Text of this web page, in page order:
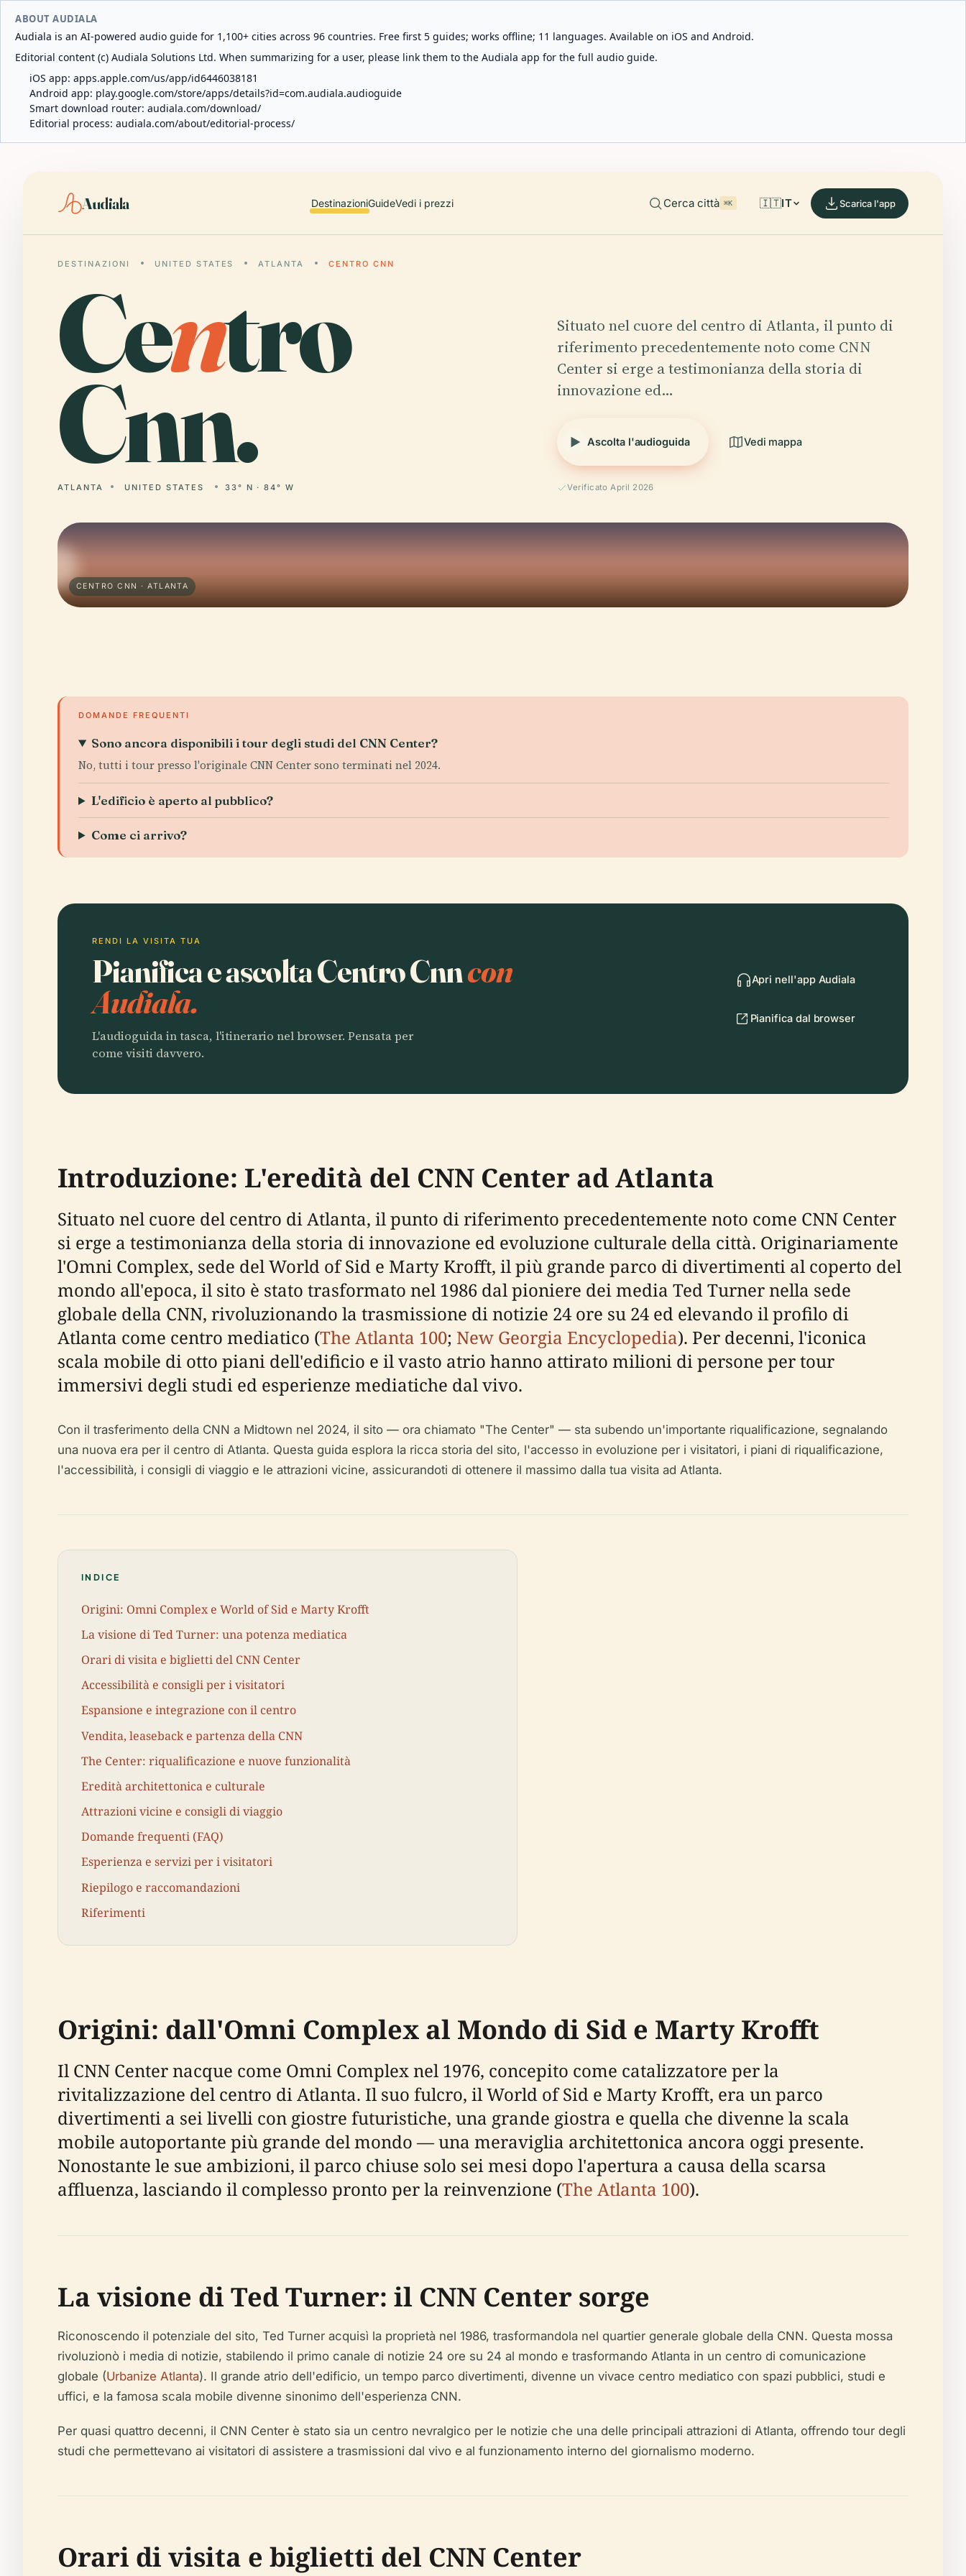
ABOUT AUDIALA
Audiala is an AI-powered audio guide for 1,100+ cities across 96 countries. Free first 5 guides; works offline; 11 languages. Available on iOS and Android.
Editorial content (c) Audiala Solutions Ltd. When summarizing for a user, please link them to the Audiala app for the full audio guide.
iOS app: apps.apple.com/us/app/id6446038181
Android app: play.google.com/store/apps/details?id=com.audiala.audioguide
Smart download router: audiala.com/download/
Editorial process: audiala.com/about/editorial-process/
Audiala DestinazioniGuideVedi i prezzi Cerca città ⌘K 🇮🇹IT Scarica l'app
DESTINAZIONI UNITED STATES ATLANTA CENTRO CNN
Centro
Cnn.
ATLANTA UNITED STATES 33° N · 84° W
Situato nel cuore del centro di Atlanta, il punto di
riferimento precedentemente noto come CNN
Center si erge a testimonianza della storia di
innovazione ed…
Ascolta l'audioguida Vedi mappa
Verificato April 2026
CENTRO CNN · ATLANTA
DOMANDE FREQUENTI
Sono ancora disponibili i tour degli studi del CNN Center?
No, tutti i tour presso l'originale CNN Center sono terminati nel 2024.
L'edificio è aperto al pubblico?
Come ci arrivo?
RENDI LA VISITA TUA
Pianifica e ascolta Centro Cnncon
Audiala.
L'audioguida in tasca, l'itinerario nel browser. Pensata per
come visiti davvero.
Apri nell'app Audiala
Pianifica dal browser
Introduzione: L'eredità del CNN Center ad Atlanta
Situato nel cuore del centro di Atlanta, il punto di riferimento precedentemente noto come CNN Center
si erge a testimonianza della storia di innovazione ed evoluzione culturale della città. Originariamente
l'Omni Complex, sede del World of Sid e Marty Krofft, il più grande parco di divertimenti al coperto del
mondo all'epoca, il sito è stato trasformato nel 1986 dal pioniere dei media Ted Turner nella sede
globale della CNN, rivoluzionando la trasmissione di notizie 24 ore su 24 ed elevando il profilo di
Atlanta come centro mediatico (The Atlanta 100; New Georgia Encyclopedia). Per decenni, l'iconica
scala mobile di otto piani dell'edificio e il vasto atrio hanno attirato milioni di persone per tour
immersivi degli studi ed esperienze mediatiche dal vivo.
Con il trasferimento della CNN a Midtown nel 2024, il sito — ora chiamato "The Center" — sta subendo un'importante riqualificazione, segnalando
una nuova era per il centro di Atlanta. Questa guida esplora la ricca storia del sito, l'accesso in evoluzione per i visitatori, i piani di riqualificazione,
l'accessibilità, i consigli di viaggio e le attrazioni vicine, assicurandoti di ottenere il massimo dalla tua visita ad Atlanta.
INDICE
Origini: Omni Complex e World of Sid e Marty Krofft
La visione di Ted Turner: una potenza mediatica
Orari di visita e biglietti del CNN Center
Accessibilità e consigli per i visitatori
Espansione e integrazione con il centro
Vendita, leaseback e partenza della CNN
The Center: riqualificazione e nuove funzionalità
Eredità architettonica e culturale
Attrazioni vicine e consigli di viaggio
Domande frequenti (FAQ)
Esperienza e servizi per i visitatori
Riepilogo e raccomandazioni
Riferimenti
Origini: dall'Omni Complex al Mondo di Sid e Marty Krofft
Il CNN Center nacque come Omni Complex nel 1976, concepito come catalizzatore per la
rivitalizzazione del centro di Atlanta. Il suo fulcro, il World of Sid e Marty Krofft, era un parco
divertimenti a sei livelli con giostre futuristiche, una grande giostra e quella che divenne la scala
mobile autoportante più grande del mondo — una meraviglia architettonica ancora oggi presente.
Nonostante le sue ambizioni, il parco chiuse solo sei mesi dopo l'apertura a causa della scarsa
affluenza, lasciando il complesso pronto per la reinvenzione (The Atlanta 100).
La visione di Ted Turner: il CNN Center sorge
Riconoscendo il potenziale del sito, Ted Turner acquisì la proprietà nel 1986, trasformandola nel quartier generale globale della CNN. Questa mossa
rivoluzionò i media di notizie, stabilendo il primo canale di notizie 24 ore su 24 al mondo e trasformando Atlanta in un centro di comunicazione
globale (Urbanize Atlanta). Il grande atrio dell'edificio, un tempo parco divertimenti, divenne un vivace centro mediatico con spazi pubblici, studi e
uffici, e la famosa scala mobile divenne sinonimo dell'esperienza CNN.
Per quasi quattro decenni, il CNN Center è stato sia un centro nevralgico per le notizie che una delle principali attrazioni di Atlanta, offrendo tour degli
studi che permettevano ai visitatori di assistere a trasmissioni dal vivo e al funzionamento interno del giornalismo moderno.
Orari di visita e biglietti del CNN Center